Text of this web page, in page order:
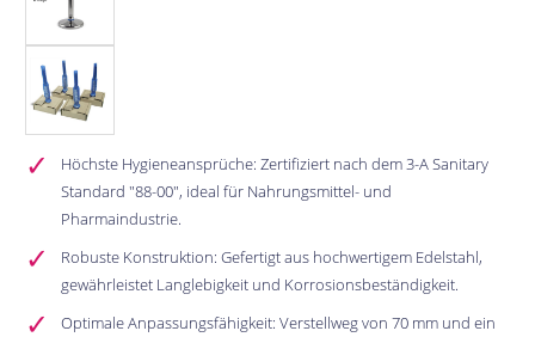
Höchste Hygieneansprüche: Zertifiziert nach dem 3-A Sanitary
Standard "88-00", ideal für Nahrungsmittel- und
Pharmaindustrie.
Robuste Konstruktion: Gefertigt aus hochwertigem Edelstahl,
gewährleistet Langlebigkeit und Korrosionsbeständigkeit.
Optimale Anpassungsfähigkeit: Verstellweg von 70 mm und ein